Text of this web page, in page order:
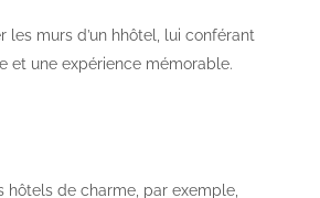
les murs d’un hhôtel, lui conférant
et une expérience mémorable.
hôtels de charme, par exemple,